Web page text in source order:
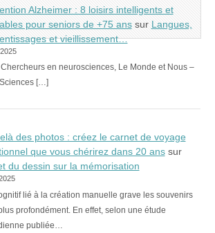
Alzheimer : 8 loisirs intelligents et
pour seniors de +75 anssur Langues,
et vieillissement…
en neurosciences, Le Monde et Nous –
[…]
des photos : créez le carnet de voyage
que vous chérirez dans 20 anssur
du dessin sur la mémorisation
lié à la création manuelle grave les souvenirs
profondément. En effet, selon une étude
publiée…